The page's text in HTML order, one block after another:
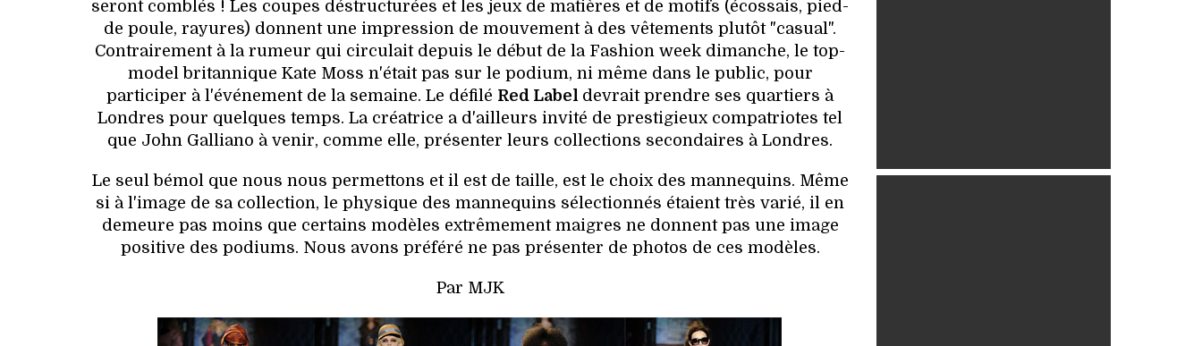
seront comblés ! Les coupes déstructurées et les jeux de matières et de motifs (écossais, pied-
de poule, rayures) donnent une impression de mouvement à des vêtements plutôt "casual".
Contrairement à la rumeur qui circulait depuis le début de la Fashion week dimanche, le top-
model britannique Kate Moss n'était pas sur le podium, ni même dans le public, pour
participer à l'événement de la semaine. Le défilé Red Label devrait prendre ses quartiers à
Londres pour quelques temps. La créatrice a d'ailleurs invité de prestigieux compatriotes tel
que John Galliano à venir, comme elle, présenter leurs collections secondaires à Londres.
Le seul bémol que nous nous permettons et il est de taille, est le choix des mannequins. Même
si à l'image de sa collection, le physique des mannequins sélectionnés étaient très varié, il en
demeure pas moins que certains modèles extrêmement maigres ne donnent pas une image
positive des podiums. Nous avons préféré ne pas présenter de photos de ces modèles.
Par MJK